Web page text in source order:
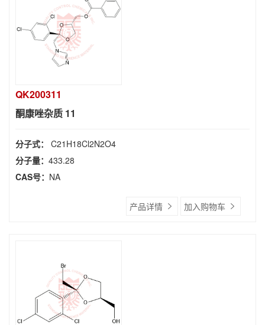
QK200311
酮康唑杂质 11
分子式： C21H18Cl2N2O4
分子量： 433.28
CAS号： NA
产品详情 加入购物车